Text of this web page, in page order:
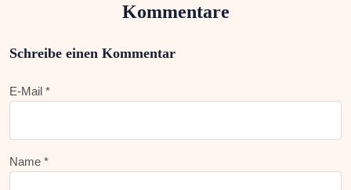
Kommentare
Schreibe einen Kommentar
E-Mail *
Name *